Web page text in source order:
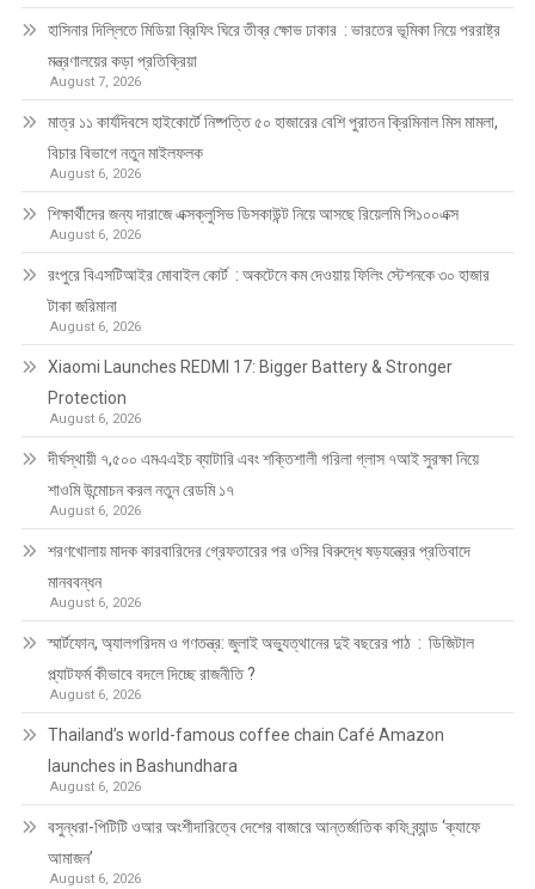
হাসিনার দিল্লিতে মিডিয়া ব্রিফিং ঘিরে তীব্র ক্ষোভ ঢাকার : ভারতের ভূমিকা নিয়ে পররাষ্ট্র
মন্ত্রণালয়ের কড়া প্রতিক্রিয়া
August 7, 2026
মাত্র ১১ কার্যদিবসে হাইকোর্টে নিষ্পত্তি ৫০ হাজারের বেশি পুরাতন ক্রিমিনাল মিস মামলা,
বিচার বিভাগে নতুন মাইলফলক
August 6, 2026
শিক্ষার্থীদের জন্য দারাজে এক্সক্লুসিভ ডিসকাউন্ট নিয়ে আসছে রিয়েলমি সি১০০এক্স
August 6, 2026
রংপুরে বিএসটিআইর মোবাইল কোর্ট : অকটেনে কম দেওয়ায় ফিলিং স্টেশনকে ৩০ হাজার
টাকা জরিমানা
August 6, 2026
Xiaomi Launches REDMI 17: Bigger Battery & Stronger
Protection
August 6, 2026
দীর্ঘস্থায়ী ৭,৫০০ এমএএইচ ব্যাটারি এবং শক্তিশালী গরিলা গ্লাস ৭আই সুরক্ষা নিয়ে
শাওমি উন্মোচন করল নতুন রেডমি ১৭
August 6, 2026
শরণখোলায় মাদক কারবারিদের গ্রেফতারের পর ওসির বিরুদ্ধে ষড়যন্ত্রের প্রতিবাদে
মানববন্ধন
August 6, 2026
স্মার্টফোন, অ্যালগরিদম ও গণতন্ত্র: জুলাই অভ্যুত্থানের দুই বছরের পাঠ : ডিজিটাল
প্ল্যাটফর্ম কীভাবে বদলে দিচ্ছে রাজনীতি ?
August 6, 2026
Thailand’s world-famous coffee chain Café Amazon
launches in Bashundhara
August 6, 2026
বসুন্ধরা-পিটিটি ওআর অংশীদারিত্বে দেশের বাজারে আন্তর্জাতিক কফি ব্র্যান্ড ‘ক্যাফে
আমাজন’
August 6, 2026